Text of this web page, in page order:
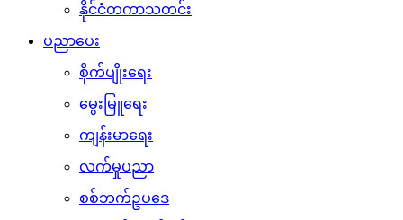
နိုင်ငံတကာသတင်း
ပညာပေး
စိုက်ပျိုးရေး
မွေးမြူရေး
ကျန်းမာရေး
လက်မှုပညာ
စစ်ဘက်ဥပဒေ